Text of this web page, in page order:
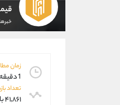
زمان
1 دقیقه
تعداد
۴۱,۸۶۱ بار